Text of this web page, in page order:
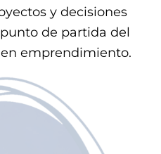
y decisiones
de partida del
emprendimiento.